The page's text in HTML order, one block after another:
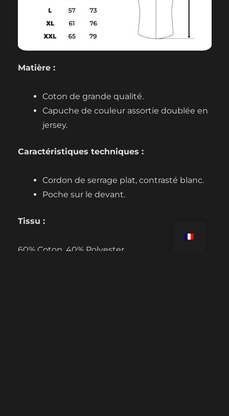
Matière :
Coton de grande qualité.
Capuche de couleur assortie doublée en
jersey.
Caractéristiques techniques :
Cordon de serrage plat, contrasté blanc.
Poche sur le devant.
Tissu :
60% Coton, 40% Polyester